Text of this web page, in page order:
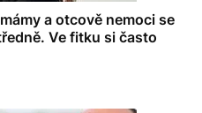
a otcově nemoci se
Ve fitku si často